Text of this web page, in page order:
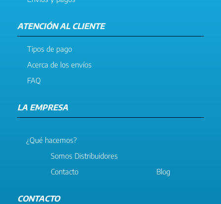
ATENCIÓN AL CLIENTE
Tipos de pago
Acerca de los envíos
FAQ
LA EMPRESA
¿Qué hacemos?
Somos Distribuidores
Contacto
Blog
CONTACTO